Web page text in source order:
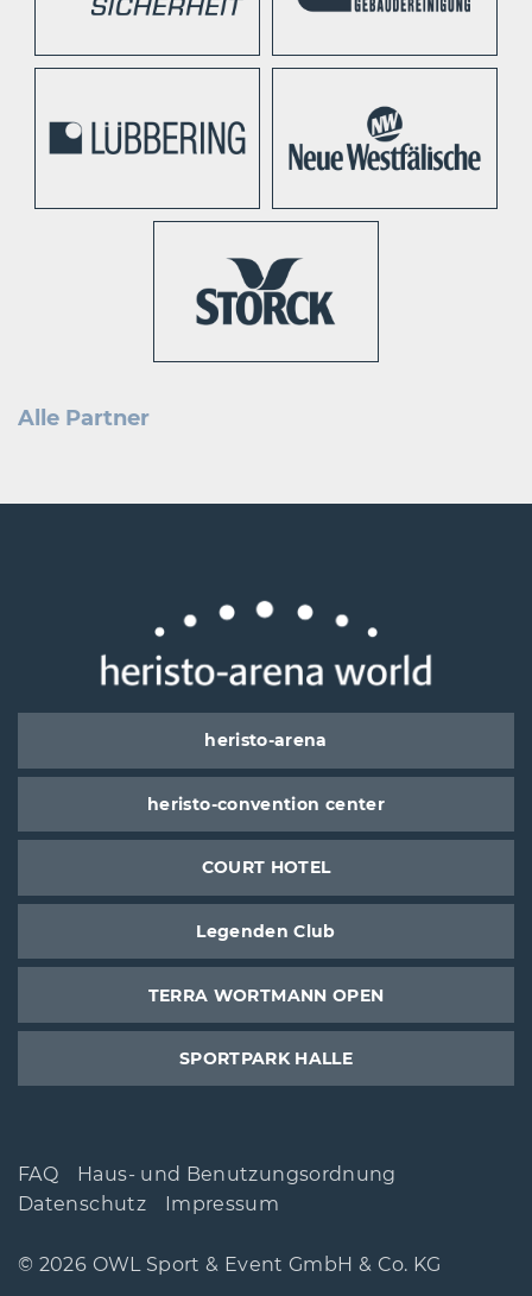
Alle Partner
heristo-arena
heristo-convention center
COURT HOTEL
Legenden Club
TERRA WORTMANN OPEN
SPORTPARK HALLE
FAQ
Haus- und Benutzungsordnung
Datenschutz
Impressum
© 2026 OWL Sport & Event GmbH & Co. KG